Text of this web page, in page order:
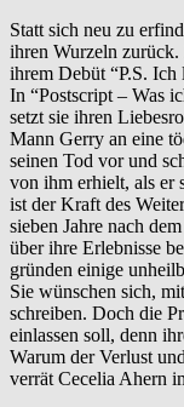
Statt sich neu zu
ihren Wurzeln
ihrem Debüt “P.S.
In “Postscript – Was
setzt sie ihren
Mann Gerry an eine
seinen Tod vor und
von ihm erhielt, als er
ist der Kraft des
sieben Jahre nach
über ihre Erlebnisse
gründen einige
Sie wünschen sich,
schreiben. Doch die
einlassen soll, denn
Warum der Verlust
verrät Cecelia Ahern